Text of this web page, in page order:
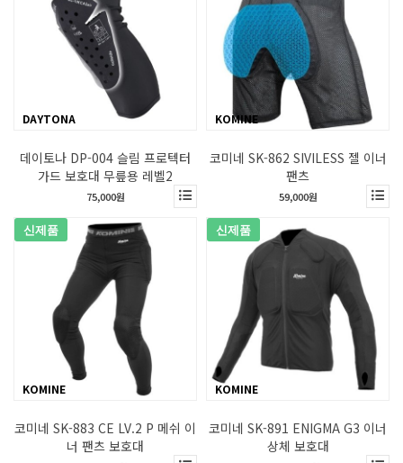
DAYTONA
데이토나 DP-004 슬림 프로텍터
가드 보호대 무릎용 레벨2
75,000원
KOMINE
코미네 SK-862 SIVILESS 젤 이너
팬츠
59,000원
신제품
KOMINE
코미네 SK-883 CE LV.2 P 메쉬 이
너 팬츠 보호대
신제품
KOMINE
코미네 SK-891 ENIGMA G3 이너
상체 보호대